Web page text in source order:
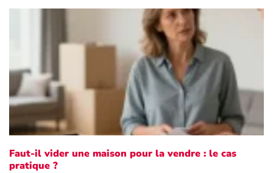
Faut-il vider une maison pour la vendre : le cas
pratique ?